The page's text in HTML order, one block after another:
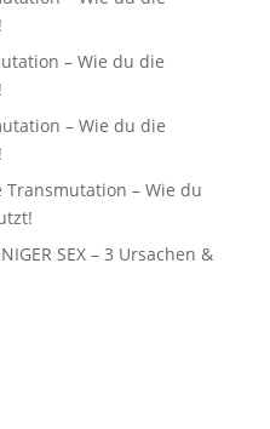
– Wie du die
– Wie du die
Transmutation – Wie du
SEX – 3 Ursachen &